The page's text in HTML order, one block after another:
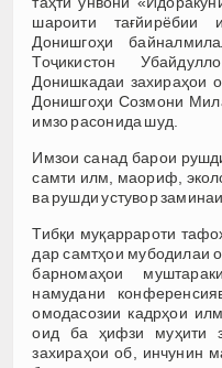
шароити тағйирёбии
Донишгоҳи
Тоҷикистон
Донишкадаи захираҳои
Донишгоҳи Созмони
имзо расонида шуд.
Имзои санад барои
самти илм, маориф,
ва рушди устувор
Тибқи муқаррароти
дар самтҳои мубодилаи
барномаҳои
намудани
омодасозии кадрҳои
оид ба ҳифзи муҳити
захираҳои об, инчунин